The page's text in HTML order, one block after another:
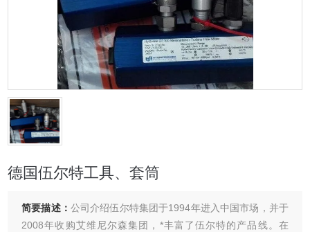
德国伍尔特工具、套筒
简要描述： 公司介绍伍尔特集团于1994年进入中国市场，并于
2008年收购艾维尼尔森集团，*丰富了伍尔特的产品线。在